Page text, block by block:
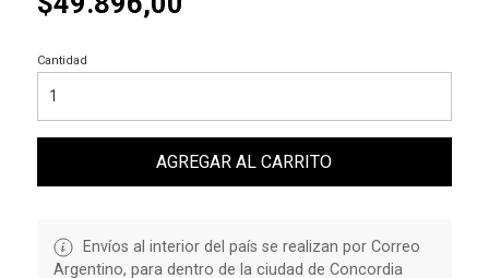
Cantidad
AGREGAR AL CARRITO
Envíos al interior del país se realizan por Correo
Argentino, para dentro de la ciudad de Concordia